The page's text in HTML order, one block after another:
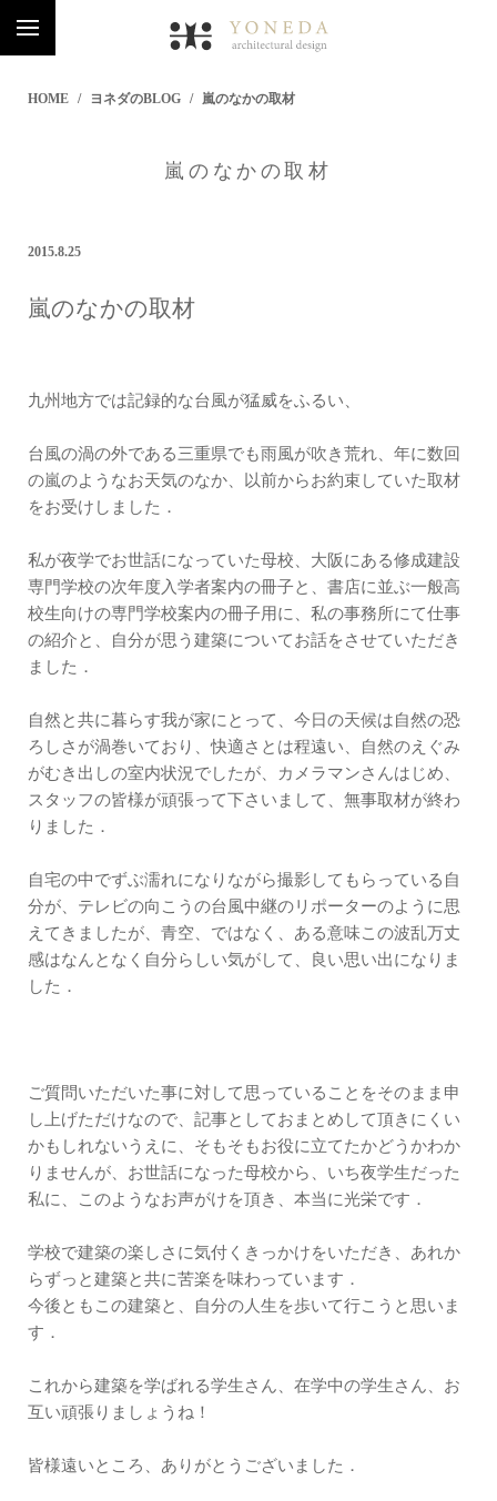
HOME ヨネダのBLOG 嵐のなかの取材
嵐のなかの取材
2015.8.25
嵐のなかの取材
九州地方では記録的な台風が猛威をふるい、
台風の渦の外である三重県でも雨風が吹き荒れ、年に数回
の嵐のようなお天気のなか、以前からお約束していた取材
をお受けしました．
私が夜学でお世話になっていた母校、大阪にある修成建設
専門学校の次年度入学者案内の冊子と、書店に並ぶ一般高
校生向けの専門学校案内の冊子用に、私の事務所にて仕事
の紹介と、自分が思う建築についてお話をさせていただき
ました．
自然と共に暮らす我が家にとって、今日の天候は自然の恐
ろしさが渦巻いており、快適さとは程遠い、自然のえぐみ
がむき出しの室内状況でしたが、カメラマンさんはじめ、
スタッフの皆様が頑張って下さいまして、無事取材が終わ
りました．
自宅の中でずぶ濡れになりながら撮影してもらっている自
分が、テレビの向こうの台風中継のリポーターのように思
えてきましたが、青空、ではなく、ある意味この波乱万丈
感はなんとなく自分らしい気がして、良い思い出になりま
した．
ご質問いただいた事に対して思っていることをそのまま申
し上げただけなので、記事としておまとめして頂きにくい
かもしれないうえに、そもそもお役に立てたかどうかわか
りませんが、お世話になった母校から、いち夜学生だった
私に、このようなお声がけを頂き、本当に光栄です．
学校で建築の楽しさに気付くきっかけをいただき、あれか
らずっと建築と共に苦楽を味わっています．
今後ともこの建築と、自分の人生を歩いて行こうと思いま
す．
これから建築を学ばれる学生さん、在学中の学生さん、お
互い頑張りましょうね！
皆様遠いところ、ありがとうございました．